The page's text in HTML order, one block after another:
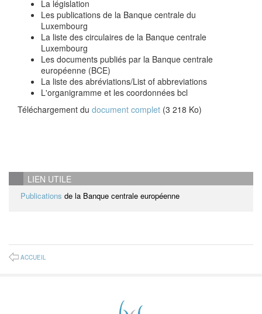
La législation
Les publications de la Banque centrale du
Luxembourg
La liste des circulaires de la Banque centrale
Luxembourg
Les documents publiés par la Banque centrale
européenne (BCE)
La liste des abréviations/List of abbreviations
L'organigramme et les coordonnées bcl
Téléchargement du document complet (3 218 Ko)
LIEN UTILE
Publications de la Banque centrale européenne
ACCUEIL